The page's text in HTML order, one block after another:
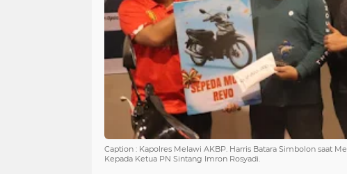
Caption : Kapolres Melawi AKBP. Harris Batara Simbolon saat
Kepada Ketua PN Sintang Imron Rosyadi.